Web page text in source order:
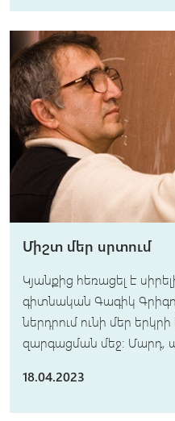
Միշտ մեր սրտում
Կյանքից հեռացել է
գիտնական Գագիկ
ներդրում ունի մեր
զարգացման մեջ: Մարդ,
18.04.2023